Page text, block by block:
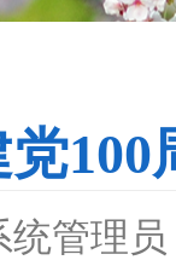
统管理员